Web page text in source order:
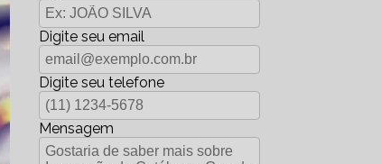
Digite seu email
Digite seu telefone
Mensagem